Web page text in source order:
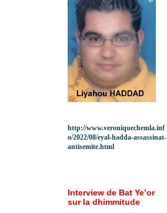
http://www.veroniquechemla.inf
o/2022/08/eyal-hadda-assassinat-
antisemite.html
Interview de Bat Ye’or
sur la dhimmitude